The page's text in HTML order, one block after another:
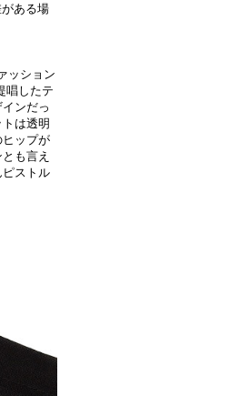
ある場
ッション
唱したテ
ンだっ
は透明
ップが
も言え
ストル